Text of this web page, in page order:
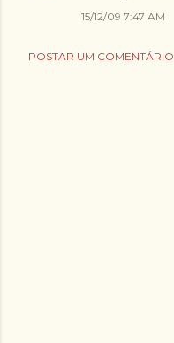
15/12/09 7:47 AM
POSTAR UM COMENTÁRIO